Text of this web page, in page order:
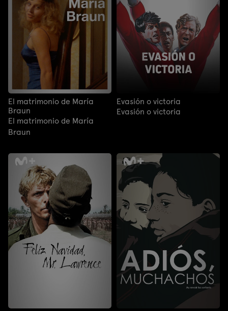
El matrimonio de María
Braun
El matrimonio de María
Braun
Evasión o victoria
Evasión o victoria